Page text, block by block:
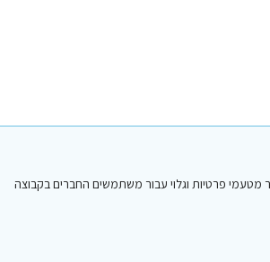
והמלצות" לפני 3 שנים. שמו או שמה לא מופיע באתר מטעמי פרטיות וגלוי עבור משתמשים החברים בקבוצה